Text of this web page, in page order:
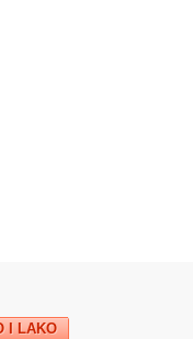
I LAKO